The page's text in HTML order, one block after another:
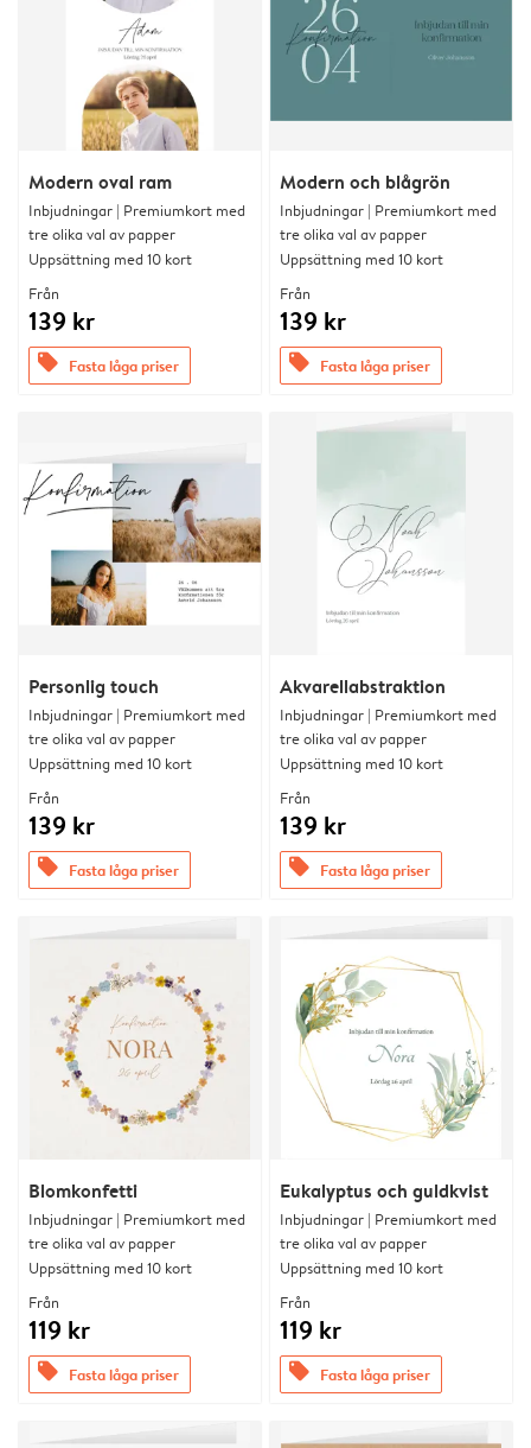
Modern oval ram
Inbjudningar | Premiumkort med
tre olika val av papper
Uppsättning med 10 kort
Från
139 kr
offers Fasta låga priser
Modern och blågrön
Inbjudningar | Premiumkort med
tre olika val av papper
Uppsättning med 10 kort
Från
139 kr
offers Fasta låga priser
Personlig touch
Inbjudningar | Premiumkort med
tre olika val av papper
Uppsättning med 10 kort
Från
139 kr
offers Fasta låga priser
Akvarellabstraktion
Inbjudningar | Premiumkort med
tre olika val av papper
Uppsättning med 10 kort
Från
139 kr
offers Fasta låga priser
Blomkonfetti
Inbjudningar | Premiumkort med
tre olika val av papper
Uppsättning med 10 kort
Från
119 kr
offers Fasta låga priser
Eukalyptus och guldkvist
Inbjudningar | Premiumkort med
tre olika val av papper
Uppsättning med 10 kort
Från
119 kr
offers Fasta låga priser